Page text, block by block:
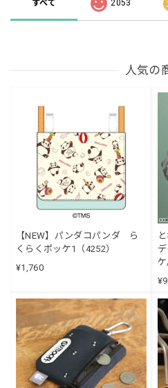
すべて 2053
人気の
【NEW】パンダコパンダ ら
くらくポッケ1（4252）
¥1,760
ケ